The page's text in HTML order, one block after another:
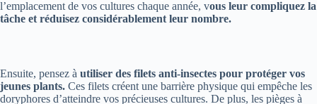
l’emplacement de vos cultures chaque année, vous leur compliquez la
tâche et réduisez considérablement leur nombre.
Ensuite, pensez à utiliser des filets anti-insectes pour protéger vos
jeunes plants. Ces filets créent une barrière physique qui empêche les
doryphores d’atteindre vos précieuses cultures. De plus, les pièges à